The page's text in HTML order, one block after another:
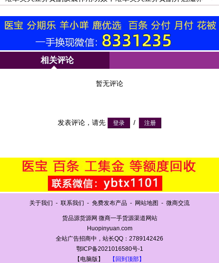
新篇
相关评论
暂无评论
发表评论，请先 /
关于我们 - 联系我们 - 免费发布产品 - 网站地图 - 微商交流
货品源货源网 微商一手货源渠道网站
Huopinyuan.com
全站广告招商中，站长QQ：2789142426
鄂ICP备2021016580号-1
【电脑版】
【回到顶部】